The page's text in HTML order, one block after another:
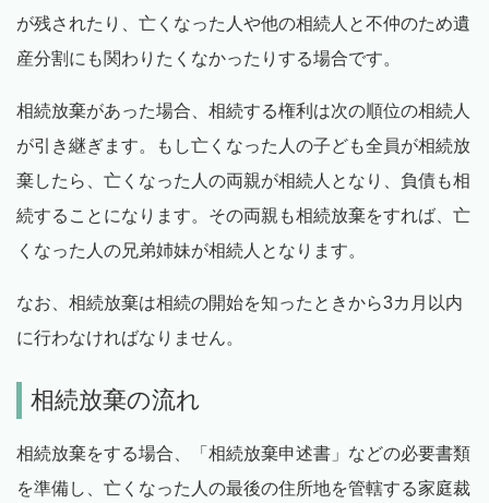
が残されたり、亡くなった人や他の相続人と不仲のため遺
産分割にも関わりたくなかったりする場合です。
相続放棄があった場合、相続する権利は次の順位の相続人
が引き継ぎます。もし亡くなった人の子ども全員が相続放
棄したら、亡くなった人の両親が相続人となり、負債も相
続することになります。その両親も相続放棄をすれば、亡
くなった人の兄弟姉妹が相続人となります。
なお、相続放棄は相続の開始を知ったときから3カ月以内
に行わなければなりません。
相続放棄の流れ
相続放棄をする場合、「相続放棄申述書」などの必要書類
を準備し、亡くなった人の最後の住所地を管轄する家庭裁